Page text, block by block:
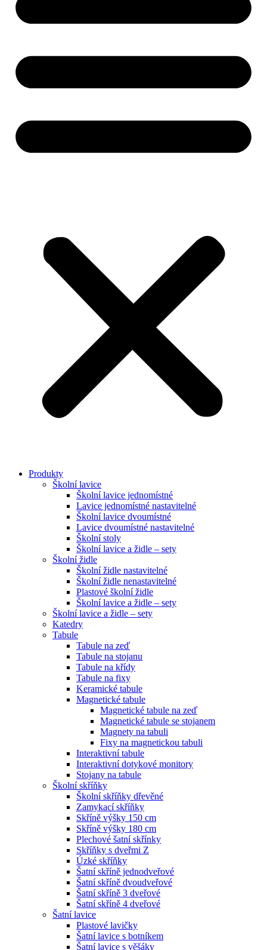
Produkty
Školní lavice
Školní lavice jednomístné
Lavice jednomístné nastavitelné
Školní lavice dvoumístné
Lavice dvoumístné nastavitelné
Školní stoly
Školní lavice a židle – sety
Školní židle
Školní židle nastavitelné
Školní židle nenastavitelné
Plastové školní židle
Školní lavice a židle – sety
Školní lavice a židle – sety
Katedry
Tabule
Tabule na zeď
Tabule na stojanu
Tabule na křídy
Tabule na fixy
Keramické tabule
Magnetické tabule
Magnetické tabule na zeď
Magnetické tabule se stojanem
Magnety na tabuli
Fixy na magnetickou tabuli
Interaktivní tabule
Interaktivní dotykové monitory
Stojany na tabule
Školní skříňky
Školní skříňky dřevěné
Zamykací skříňky
Skříně výšky 150 cm
Skříně výšky 180 cm
Plechové šatní skřínky
Skříňky s dveřmi Z
Úzké skříňky
Šatní skříně jednodveřové
Šatní skříně dvoudveřové
Šatní skříně 3 dveřové
Šatní skříně 4 dveřové
Šatní lavice
Plastové lavičky
Šatní lavice s botníkem
Šatní lavice s věšáky